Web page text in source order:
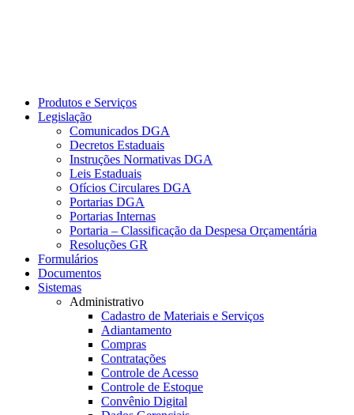
Produtos e Serviços
Legislação
Comunicados DGA
Decretos Estaduais
Instruções Normativas DGA
Leis Estaduais
Ofícios Circulares DGA
Portarias DGA
Portarias Internas
Portaria – Classificação da Despesa Orçamentária
Resoluções GR
Formulários
Documentos
Sistemas
Administrativo
Cadastro de Materiais e Serviços
Adiantamento
Compras
Contratações
Controle de Acesso
Controle de Estoque
Convênio Digital